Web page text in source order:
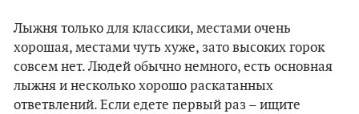
Лыжня только для классики, местами очень
хорошая, местами чуть хуже, зато высоких горок
совсем нет. Людей обычно немного, есть основная
лыжня и несколько хорошо раскатанных
ответвлений. Если едете первый раз – ищите